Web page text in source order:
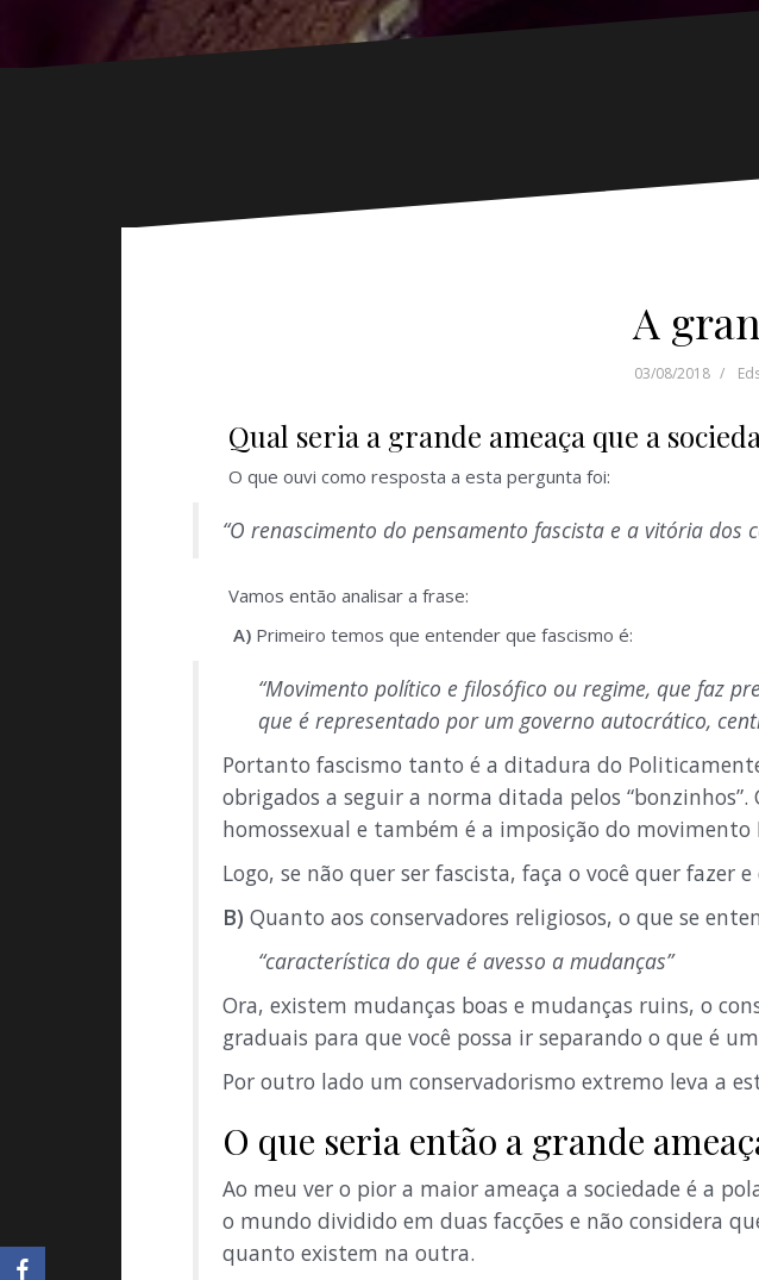
A
03/08/2018
Qual seria a grande ameaça que a
O que ouvi como resposta a esta pergunta foi:
“O renascimento do pensamento fascista e a vitória dos
Vamos então analisar a frase:
A) Primeiro temos que entender que fascismo é:
“Movimento político e filosófico ou regime, que faz
que é representado por um governo autocrático,
Portanto fascismo tanto é a ditadura do
obrigados a seguir a norma ditada pelos
homossexual e também é a imposição do movimento
Logo, se não quer ser fascista, faça o você quer fazer
B) Quanto aos conservadores religiosos, o que se
“característica do que é avesso a mudanças”
Ora, existem mudanças boas e mudanças ruins, o
graduais para que você possa ir separando o que é
Por outro lado um conservadorismo extremo leva a
O que seria então a grande
Ao meu ver o pior a maior ameaça a sociedade é a
o mundo dividido em duas facções e não considera
quanto existem na outra.